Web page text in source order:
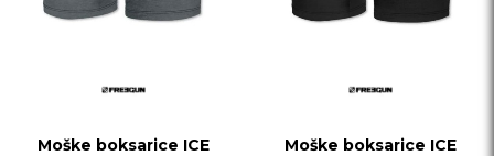
Moške boksarice ICE
Moške boksarice ICE